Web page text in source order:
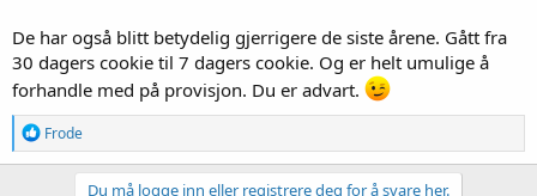
De har også blitt betydelig gjerrigere de siste årene. Gått fra
30 dagers cookie til 7 dagers cookie. Og er helt umulige å
forhandle med på provisjon. Du er advart.
R
e
a
Frode
Du må logge inn eller registrere deg for å svare her.